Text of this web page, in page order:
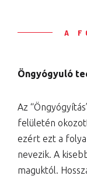
A
Öngyógyuló
Az
felületén
ezért ezt a
nevezik. A
maguktól.